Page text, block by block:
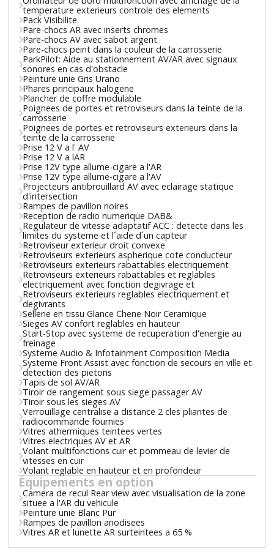
temperature exterieurs controle des elements
Pack Visibilite
Pare-chocs AR avec inserts chromes
Pare-chocs AV avec sabot argent
Pare-chocs peint dans la couleur de la carrosserie
ParkPilot: Aide au stationnement AV/AR avec signaux
sonores en cas d'obstacle
Peinture unie Gris Urano
Phares principaux halogene
Plancher de coffre modulable
Poignees de portes et retroviseurs dans la teinte de la
carrosserie
Poignees de portes et retroviseurs exterieurs dans la
teinte de la carrosserie
Prise 12 V a l' AV
Prise 12 V a lAR
Prise 12V type allume-cigare a l'AR
Prise 12V type allume-cigare a l'AV
Projecteurs antibrouillard AV avec eclairage statique
d'intersection
Rampes de pavillon noires
Reception de radio numerique DAB&
Regulateur de vitesse adaptatif ACC : detecte dans les
limites du systeme et l´aide d´un capteur
Retroviseur exterieur droit convexe
Retroviseurs exterieurs aspherique cote conducteur
Retroviseurs exterieurs rabattables electriquement
Retroviseurs exterieurs rabattables et reglables
electriquement avec fonction degivrage et
Retroviseurs exterieurs reglables electriquement et
degivrants
Sellerie en tissu Glance Chene Noir Ceramique
Sieges AV confort reglables en hauteur
Start-Stop avec systeme de recuperation d'energie au
freinage
Systeme Audio & Infotainment Composition Media
Systeme Front Assist avec fonction de secours en ville et
detection des pietons
Tapis de sol AV/AR
Tiroir de rangement sous siege passager AV
Tiroir sous les sieges AV
Verrouillage centralise a distance 2 cles pliantes de
radiocommande fournies
Vitres athermiques teintees vertes
Vitres electriques AV et AR
Volant multifonctions cuir et pommeau de levier de
vitesses en cuir
Volant reglable en hauteur et en profondeur
Équipements en option
Camera de recul Rear view avec visualisation de la zone
situee a l'AR du vehicule
Peinture unie Blanc Pur
Rampes de pavillon anodisees
Vitres AR et lunette AR surteintees a 65 %